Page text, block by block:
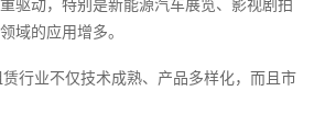
驱动，特别是新能源汽车展览、影视剧拍
域的应用增多。
行业不仅技术成熟、产品多样化，而且市